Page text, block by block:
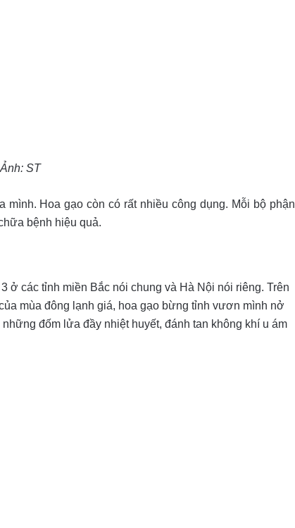
Ảnh: ST
Hoa gạo còn có rất nhiều công dụng. Mỗi bộ phận
bệnh hiệu quả.
ở các tỉnh miền Bắc nói chung và Hà Nội nói riêng. Trên
mùa đông lạnh giá, hoa gạo bừng tỉnh vươn mình nở
đốm lửa đầy nhiệt huyết, đánh tan không khí u ám